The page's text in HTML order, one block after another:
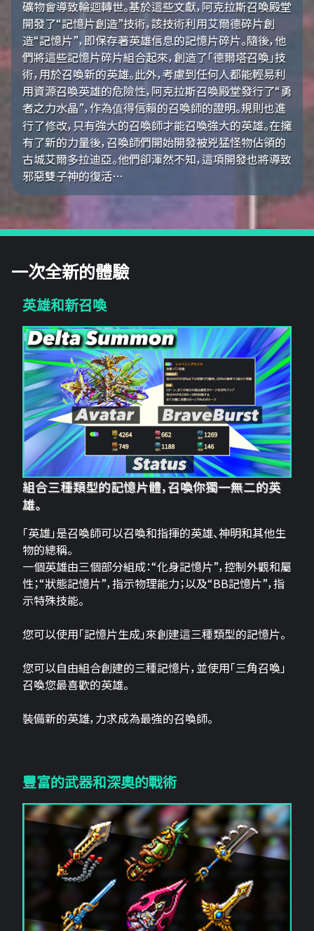
礦物會導致輪迴轉世。基於這些文獻，阿克拉斯召喚殿堂
開發了“記憶片創造”技術，該技術利用艾爾德碎片創
造“記憶片”，即保存著英雄信息的記憶片碎片。隨後，他
們將這些記憶片碎片組合起來，創造了「德爾塔召喚」技
術，用於召喚新的英雄。此外，考慮到任何人都能輕易利
用資源召喚英雄的危險性，阿克拉斯召喚殿堂發行了“勇
者之力水晶”，作為值得信賴的召喚師的證明。規則也進
行了修改，只有強大的召喚師才能召喚強大的英雄。在擁
有了新的力量後，召喚師們開始開發被兇猛怪物佔領的
古城艾爾多拉迪亞。他們卻渾然不知，這項開發也將導致
邪惡雙子神的復活…
一次全新的體驗
英雄和新召喚
組合三種類型的記憶片體，召喚你獨一無二的英
雄。
「英雄」是召喚師可以召喚和指揮的英雄、神明和其他生
物的總稱。
一個英雄由三個部分組成：“化身記憶片”，控制外觀和屬
性；“狀態記憶片”，指示物理能力；以及“BB記憶片”，指
示特殊技能。
您可以使用「記憶片生成」來創建這三​​種類型的記憶片。
您可以自由組合創建的三種記憶片，並使用「三角召喚」
召喚您最喜歡的英雄。
裝備新的英雄，力求成為最強的召喚師。
豐富的武器和深奧的戰術